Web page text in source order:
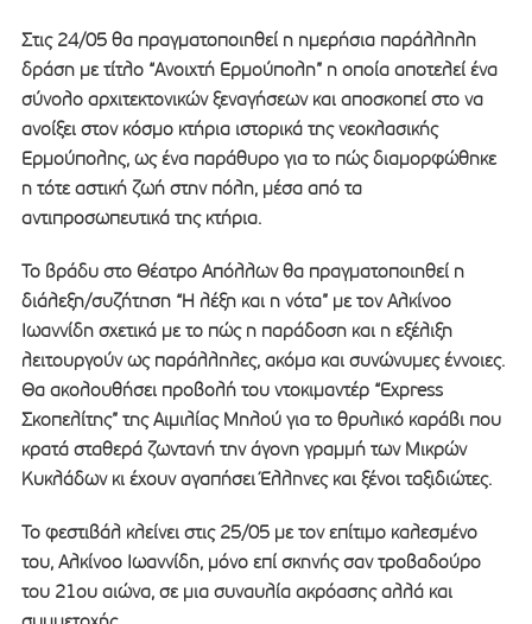
Στις 24/05 θα πραγματοποιηθεί η ημερήσια παράλληλη
δράση με τίτλο “Ανοιχτή Ερμούπολη” η οποία αποτελεί ένα
σύνολο αρχιτεκτονικών ξεναγήσεων και αποσκοπεί στο να
ανοίξει στον κόσμο κτήρια ιστορικά της νεοκλασικής
Ερμούπολης, ως ένα παράθυρο για το πώς διαμορφώθηκε
η τότε αστική ζωή στην πόλη, μέσα από τα
αντιπροσωπευτικά της κτήρια.
Το βράδυ στο Θέατρο Απόλλων θα πραγματοποιηθεί η
διάλεξη/συζήτηση “Η λέξη και η νότα” με τον Αλκίνοο
Ιωαννίδη σχετικά με το πώς η παράδοση και η εξέλιξη
λειτουργούν ως παράλληλες, ακόμα και συνώνυμες έννοιες.
Θα ακολουθήσει προβολή του ντοκιμαντέρ “Express
Σκοπελίτης” της Αιμιλίας Μηλού για το θρυλικό καράβι που
κρατά σταθερά ζωντανή την άγονη γραμμή των Μικρών
Κυκλάδων κι έχουν αγαπήσει Έλληνες και ξένοι ταξιδιώτες.
Το φεστιβάλ κλείνει στις 25/05 με τον επίτιμο καλεσμένο
του, Αλκίνοο Ιωαννίδη, μόνο επί σκηνής σαν τροβαδούρο
του 21ου αιώνα, σε μια συναυλία ακρόασης αλλά και